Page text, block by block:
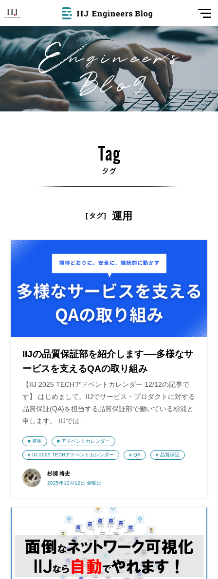
[タグ] 運用
IIJの品質保証部を紹介します──多様なサ
ービスを支えるQAの取り組み
【IIJ 2025 TECHアドベントカレンダー 12/12の記事で
す】 はじめまして。IIJでサービス・プロダクトに対する
品質保証(QA)を担当する品質保証部で働いている杉浦と
申します。 IIJでは…
杉浦 将史
2025年12月12日 金曜日
運用 アドベントカレンダー
IIJ 2025 TECHアドベントカレンダー QA 品質保証